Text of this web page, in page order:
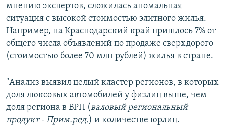
мнению экспертов, сложилась аномальная
ситуация с высокой стоимостью элитного жилья.
Например, на Краснодарский край пришлось 7% от
общего числа объявлений по продаже сверхдорого
(стоимостью более 70 млн рублей) жилья в стране.
"Анализ выявил целый кластер регионов, в которых
доля люксовых автомобилей у физлиц выше, чем
доля региона в ВРП (валовый региональный
продукт - Прим.ред.) и количестве юрлиц.